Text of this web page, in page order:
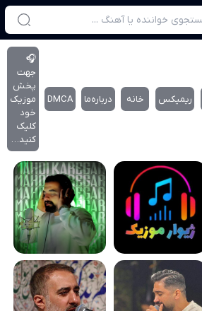
ریمیکس خانه درباره‌‌ما DMCA
🎧
جهت
پخش
موزیک
خود
کلیک
کنید…